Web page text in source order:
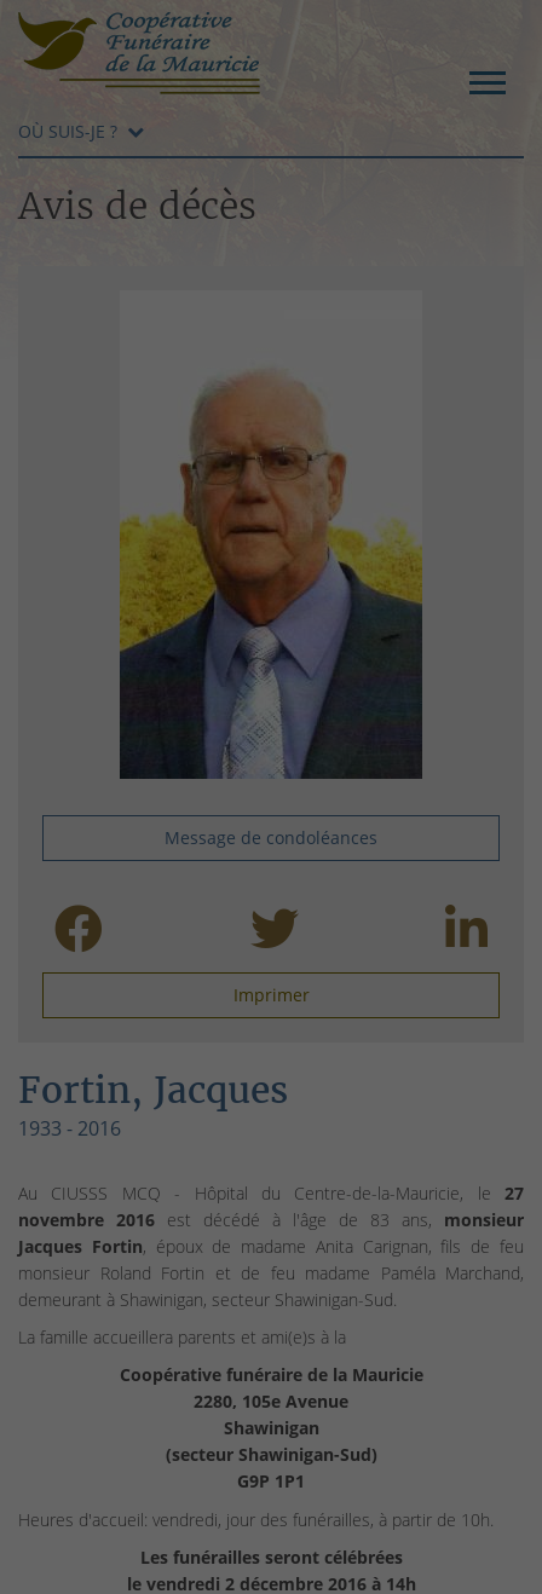
OÙ SUIS-JE ?
Avis de décès
Message de condoléances
Imprimer
Fortin, Jacques
1933 - 2016
Au CIUSSS MCQ - Hôpital du Centre-de-la-Mauricie, le 27
novembre 2016 est décédé à l'âge de 83 ans, monsieur
Jacques Fortin, époux de madame Anita Carignan, fils de feu
monsieur Roland Fortin et de feu madame Paméla Marchand,
demeurant à Shawinigan, secteur Shawinigan-Sud.
La famille accueillera parents et ami(e)s à la
Coopérative funéraire de la Mauricie
2280, 105e Avenue
Shawinigan
(secteur Shawinigan-Sud)
G9P 1P1
Heures d'accueil: vendredi, jour des funérailles, à partir de 10h.
Les funérailles seront célébrées
le vendredi 2 décembre 2016 à 14h